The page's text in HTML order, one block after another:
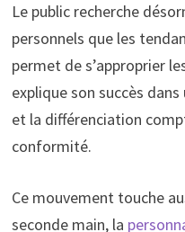
Le public recherche
personnels que les
permet de s’approprier
explique son succès
et la différenciation
conformité.
Ce mouvement touche
seconde main, la